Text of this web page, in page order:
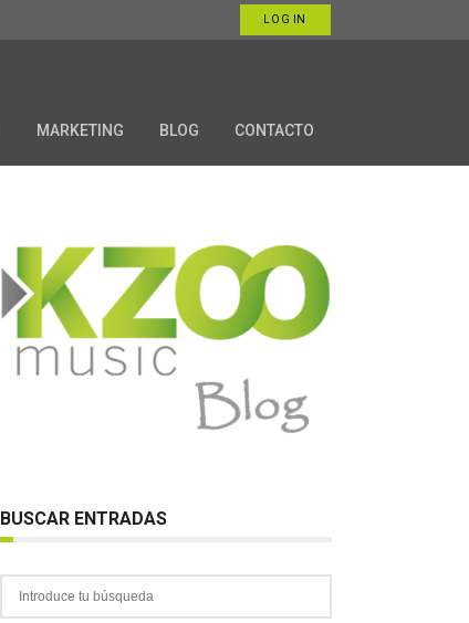
LOG IN
MARKETING BLOG CONTACTO
BUSCAR ENTRADAS